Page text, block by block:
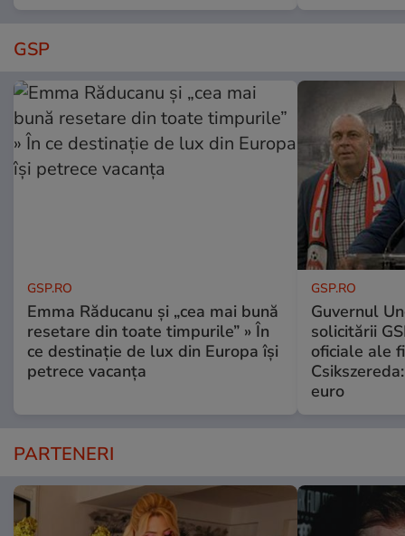
GSP
GSP.RO
Emma Răducanu și „cea mai bună
resetare din toate timpurile” » În
ce destinație de lux din Europa își
petrece vacanța
GSP.RO
Guvernul
solicitării
oficiale ale
euro
PARTENERI